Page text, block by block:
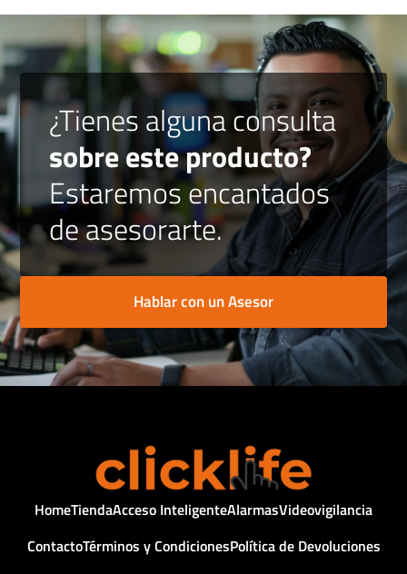
¿Tienes alguna consulta
sobre este producto?
Estaremos encantados
de asesorarte.
Hablar con un Asesor
HomeTiendaAcceso InteligenteAlarmasVideovigilancia
ContactoTérminos y CondicionesPolítica de Devoluciones